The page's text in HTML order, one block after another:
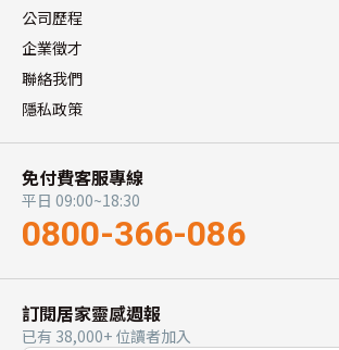
公司歷程
企業徵才
聯絡我們
隱私政策
免付費客服專線
平日 09:00~18:30
0800-366-086
訂閱居家靈感週報
已有 38,000+ 位讀者加入